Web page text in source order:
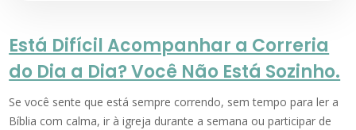
Está Difícil Acompanhar a Correria
do Dia a Dia? Você Não Está Sozinho.
Se você sente que está sempre correndo, sem tempo para ler a
Bíblia com calma, ir à igreja durante a semana ou participar de